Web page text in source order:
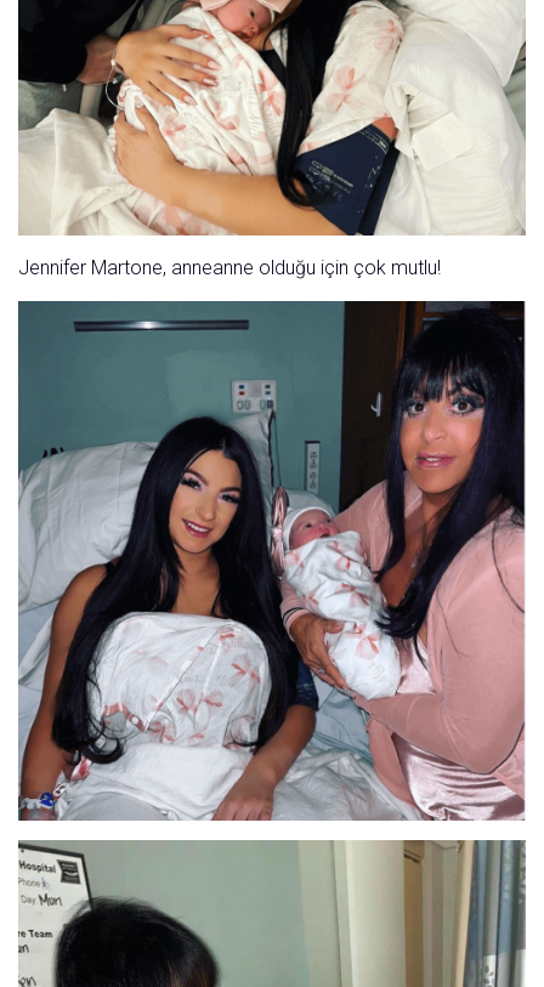
Jennifer Martone, anneanne olduğu için çok mutlu!